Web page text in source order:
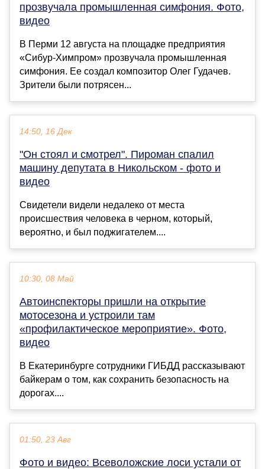
прозвучала промышленная симфония. Фото,
видео
В Перми 12 августа на площадке предприятия
«Сибур-Химпром» прозвучала промышленная
симфония. Ее создал композитор Олег Гудачев.
Зрители были потрясен...
14:50, 16 Дек
"Он стоял и смотрел". Пироман спалил
машину депутата в Никольском - фото и
видео
Свидетели видели недалеко от места
происшествия человека в черном, который,
вероятно, и был поджигателем....
10:30, 08 Май
Автоинспекторы пришли на открытие
мотосезона и устроили там
«профилактическое мероприятие». Фото,
видео
В Екатеринбурге сотрудники ГИБДД рассказывают
байкерам о том, как сохранить безопасность на
дорогах....
01:50, 23 Авг
Фото и видео: Всеволожские лоси устали от